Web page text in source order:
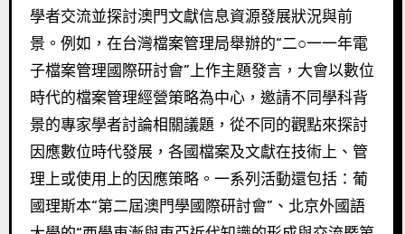
學者交流並探討澳門文獻信息資源發展狀況與前
景。例如，在台灣檔案管理局舉辦的“二○一一年電
子檔案管理國際研討會”上作主題發言，大會以數位
時代的檔案管理經營策略為中心，邀請不同學科背
景的專家學者討論相關議題，從不同的觀點來探討
因應數位時代發展，各國檔案及文獻在技術上、管
理上或使用上的因應策略。一系列活動還包括：葡
國理斯本“第二屆澳門學國際研討會”、北京外國語